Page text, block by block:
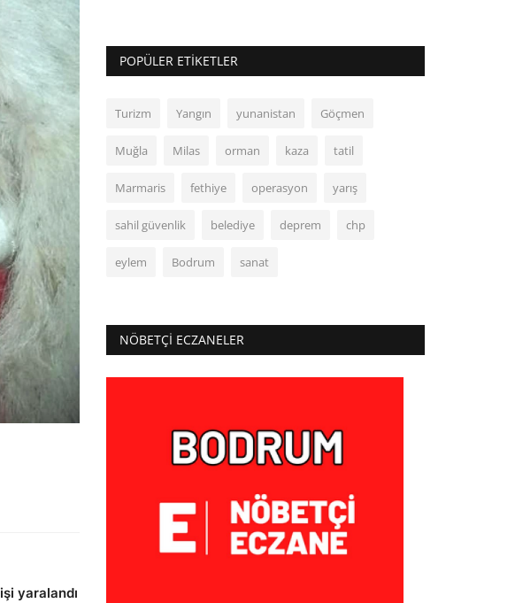
yaralandı
POPÜLER ETIKETLER
Turizm Yangın yunanistan Göçmen
Muğla Milas orman kaza tatil
Marmaris fethiye operasyon yarış
sahil güvenlik belediye deprem chp
eylem Bodrum sanat
NÖBETÇI ECZANELER